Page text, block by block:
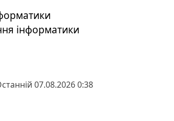
інформатики
07.08.2026 0:38